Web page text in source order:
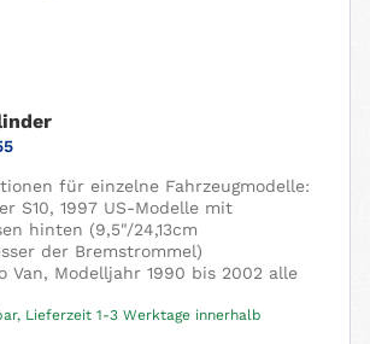
für einzelne Fahrzeugmodelle:
S10, 1997 US-Modelle mit
hinten (9,5"/24,13cm
der Bremstrommel)
Van, Modelljahr 1990 bis 2002 alle
Lieferzeit 1-3 Werktage innerhalb